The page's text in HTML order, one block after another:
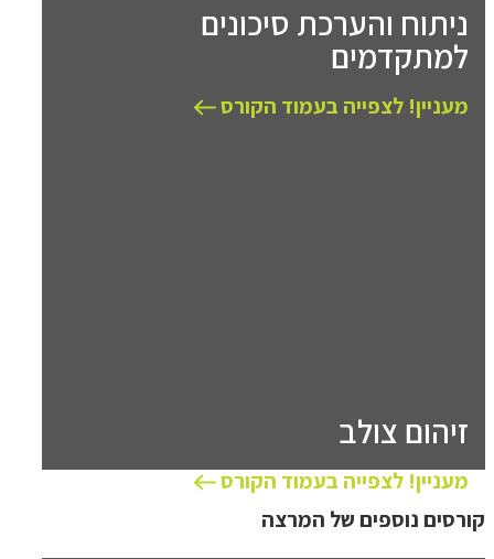
ניתוח והערכת סיכונים
למתקדמים
מעניין! לצפייה בעמוד הקורס
זיהום צולב
מעניין! לצפייה בעמוד הקורס
קורסים נוספים של המרצה